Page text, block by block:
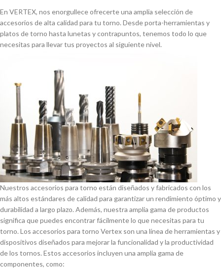
En VERTEX, nos enorgullece ofrecerte una amplia selección de
accesorios de alta calidad para tu torno. Desde porta-herramientas y
platos de torno hasta lunetas y contrapuntos, tenemos todo lo que
necesitas para llevar tus proyectos al siguiente nivel.
Nuestros accesorios para torno están diseñados y fabricados con los
más altos estándares de calidad para garantizar un rendimiento óptimo y
durabilidad a largo plazo. Además, nuestra amplia gama de productos
significa que puedes encontrar fácilmente lo que necesitas para tu
torno. Los accesorios para torno Vertex son una lí­nea de herramientas y
dispositivos diseñados para mejorar la funcionalidad y la productividad
de los tornos. Estos accesorios incluyen una amplia gama de
componentes, como: